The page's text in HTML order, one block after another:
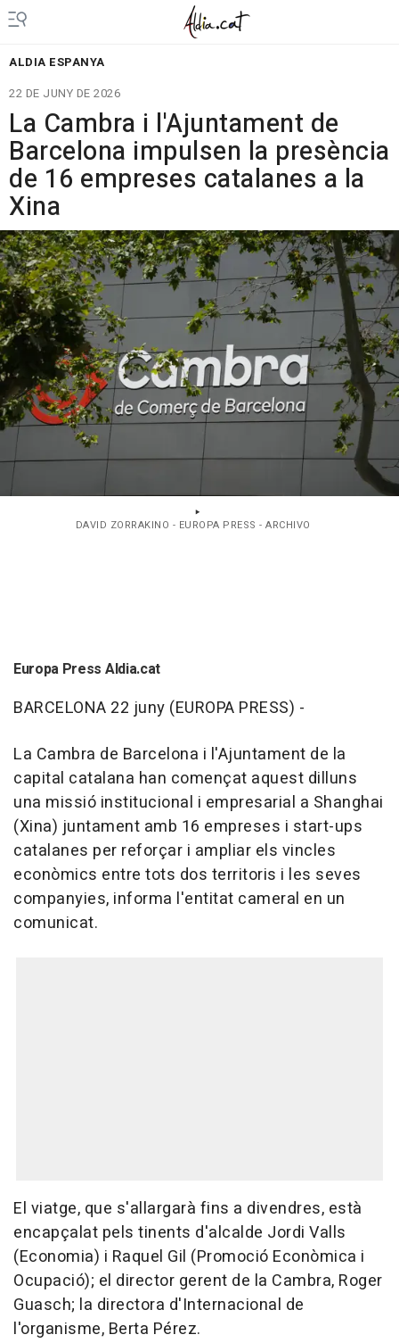
ALDIA ESPANYA
22 DE JUNY DE 2026
La Cambra i l'Ajuntament de
Barcelona impulsen la presència
de 16 empreses catalanes a la
Xina
DAVID ZORRAKINO - EUROPA PRESS - ARCHIVO
Europa Press Aldia.cat
BARCELONA 22 juny (EUROPA PRESS) -
La Cambra de Barcelona i l'Ajuntament de la
capital catalana han començat aquest dilluns
una missió institucional i empresarial a Shanghai
(Xina) juntament amb 16 empreses i start-ups
catalanes per reforçar i ampliar els vincles
econòmics entre tots dos territoris i les seves
companyies, informa l'entitat cameral en un
comunicat.
El viatge, que s'allargarà fins a divendres, està
encapçalat pels tinents d'alcalde Jordi Valls
(Economia) i Raquel Gil (Promoció Econòmica i
Ocupació); el director gerent de la Cambra, Roger
Guasch; la directora d'Internacional de
l'organisme, Berta Pérez.